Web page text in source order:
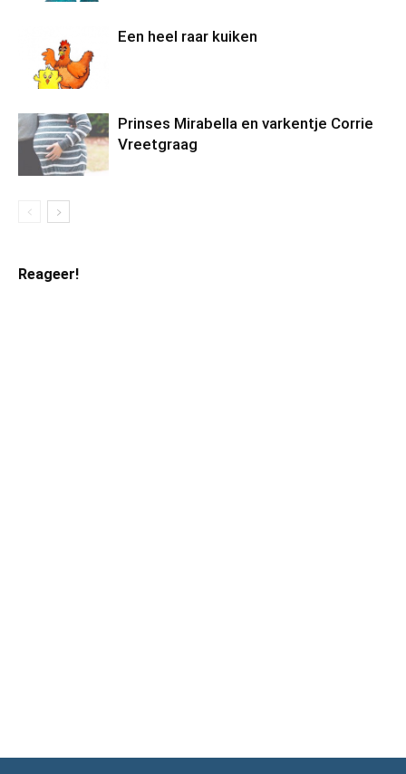
Een heel raar kuiken
Prinses Mirabella en varkentje Corrie
Vreetgraag
Reageer!